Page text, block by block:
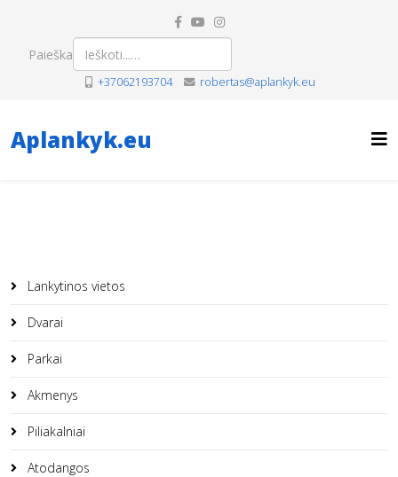
Paieška
+37062193704 robertas@aplankyk.eu
Aplankyk.eu
Lankytinos vietos
Dvarai
Parkai
Akmenys
Piliakalniai
Atodangos